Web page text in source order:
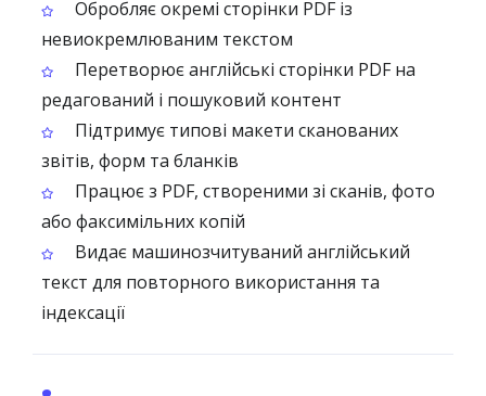
Обробляє окремі сторінки PDF із
невиокремлюваним текстом
Перетворює англійські сторінки PDF на
редагований і пошуковий контент
Підтримує типові макети сканованих
звітів, форм та бланків
Працює з PDF, створеними зі сканів, фото
або факсимільних копій
Видає машинозчитуваний англійський
текст для повторного використання та
індексації